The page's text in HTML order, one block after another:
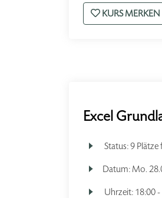
KURS MERKEN
Excel
Status:9 Plätze
Datum: Mo.
Uhrzeit: 18:00